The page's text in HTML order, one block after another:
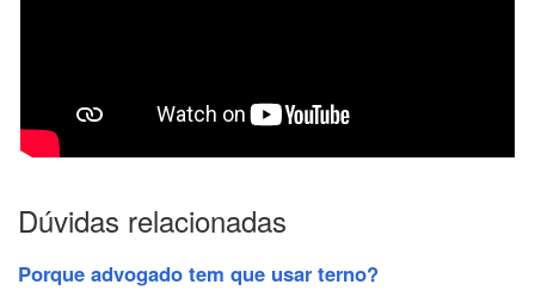
Dúvidas relacionadas
Porque advogado tem que usar terno?